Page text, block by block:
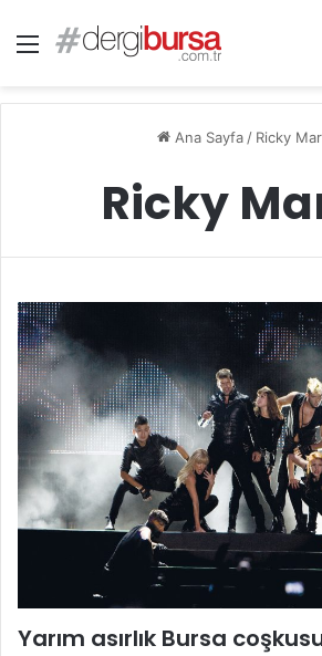
Menü
Ana Sayfa / Ricky
Ricky
Yarım asırlık Bursa